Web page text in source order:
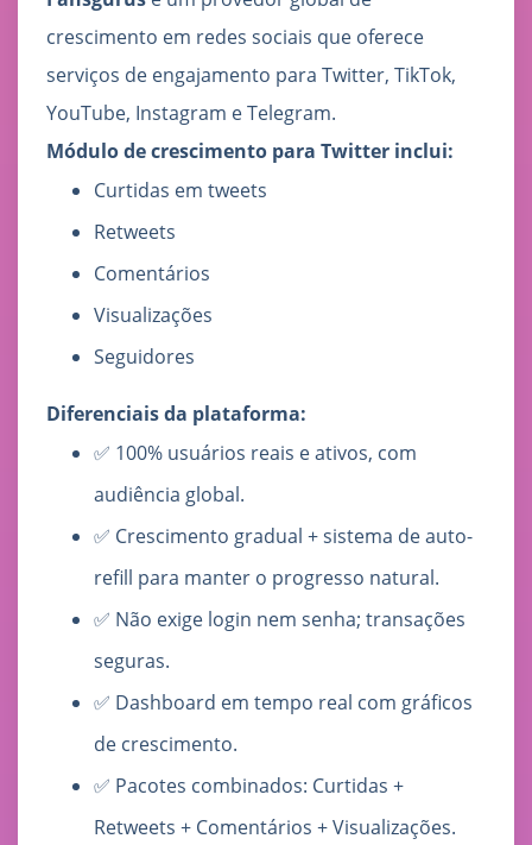
crescimento em redes sociais que oferece
serviços de engajamento para Twitter, TikTok,
YouTube, Instagram e Telegram.
Módulo de crescimento para Twitter inclui:
Curtidas em tweets
Retweets
Comentários
Visualizações
Seguidores
Diferenciais da plataforma:
✅ 100% usuários reais e ativos, com
audiência global.
✅ Crescimento gradual + sistema de auto-
refill para manter o progresso natural.
✅ Não exige login nem senha; transações
seguras.
✅ Dashboard em tempo real com gráficos
de crescimento.
✅ Pacotes combinados: Curtidas +
Retweets + Comentários + Visualizações.